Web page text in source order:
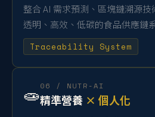
整合 AI 需求預測、區塊鏈溯源
透明、高效、低碳的食品供應鏈
Traceability System
🧫06 / NUTR-AI
精準營養 × 個人化